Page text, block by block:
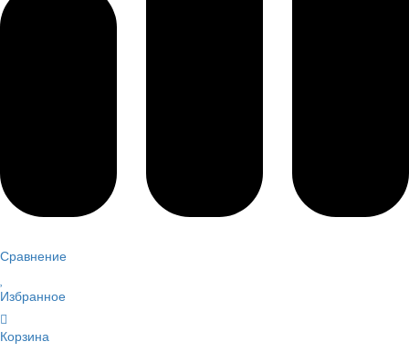
Сравнение
Избранное
Корзина